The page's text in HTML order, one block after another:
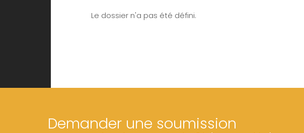
Le dossier n'a pas été défini.
Demander une soumission